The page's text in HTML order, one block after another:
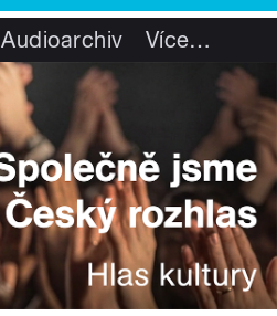
Audioarchiv Více…